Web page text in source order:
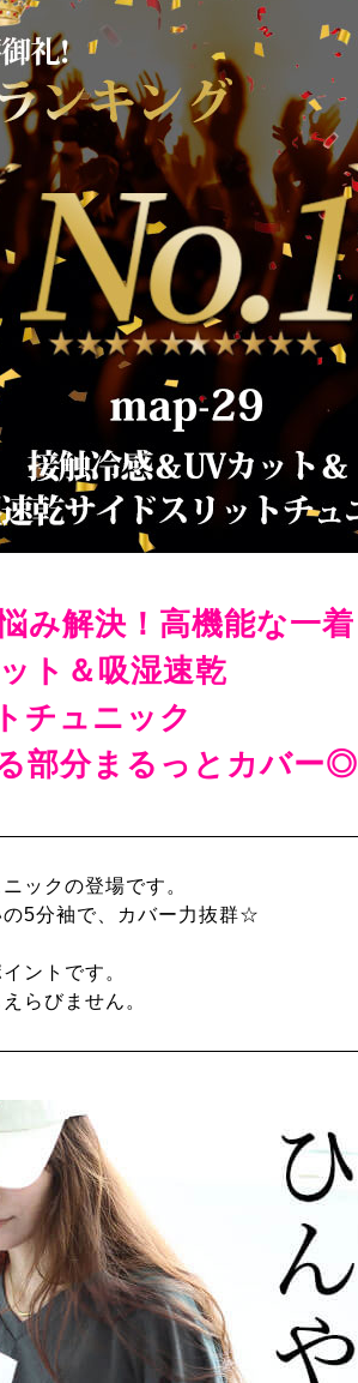
み解決！高機能な一着
ト＆吸湿速乾
チュニック
部分まるっとカバー◎
ックの登場です。
5分袖で、カバー力抜群☆
ントです。
らびません。